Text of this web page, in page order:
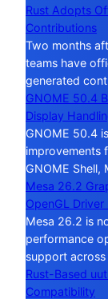
Rust Adopts
Contributions
Two months
teams have
generated
GNOME 50.4
Display
GNOME 50.4
improvements
GNOME Shell,
Mesa 26.2
OpenGL
Mesa 26.2 is
performance
support
Rust-Based
Compatibility